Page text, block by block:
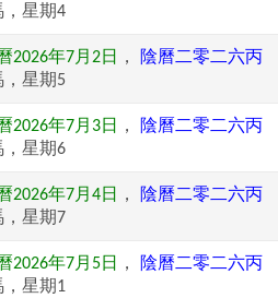
，星期4
2026年7月2日 ，
陰曆二零二六丙
，星期5
2026年7月3日 ，
陰曆二零二六丙
，星期6
2026年7月4日 ，
陰曆二零二六丙
，星期7
2026年7月5日 ，
陰曆二零二六丙
，星期1